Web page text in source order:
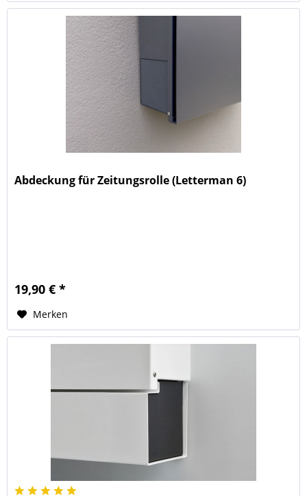
Abdeckung für Zeitungsrolle (Letterman 6)
19,90 € *
Merken